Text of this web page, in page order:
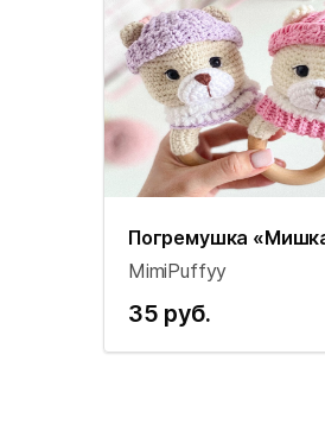
Погремушка
MimiPuffyy
35 руб.